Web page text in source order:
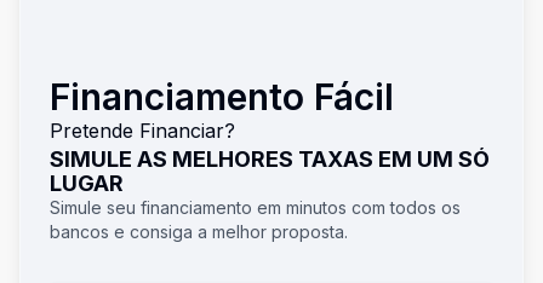
Financiamento Fácil
Pretende Financiar?
SIMULE AS MELHORES TAXAS EM UM SÓ
LUGAR
Simule seu financiamento em minutos com todos os
bancos e consiga a melhor proposta.